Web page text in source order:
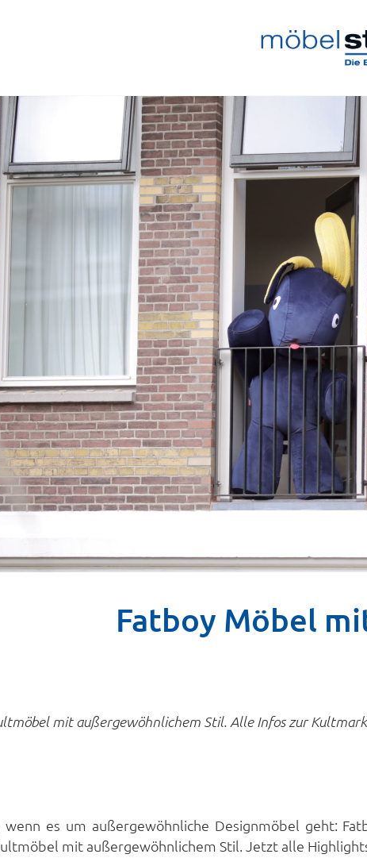
Fatboy Möbel
mit außergewöhnlichem Stil. Alle Infos zur
es um außergewöhnliche Designmöbel geht:
mit außergewöhnlichem Stil. Jetzt alle